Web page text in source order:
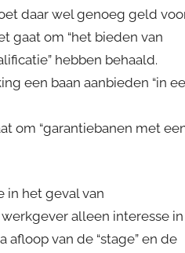
daar wel genoeg geld
gaat om “het bieden van
hebben behaald.
een baan aanbieden “in
om “garantiebanen met
in het geval van
alleen interesse
van de “stage” en de